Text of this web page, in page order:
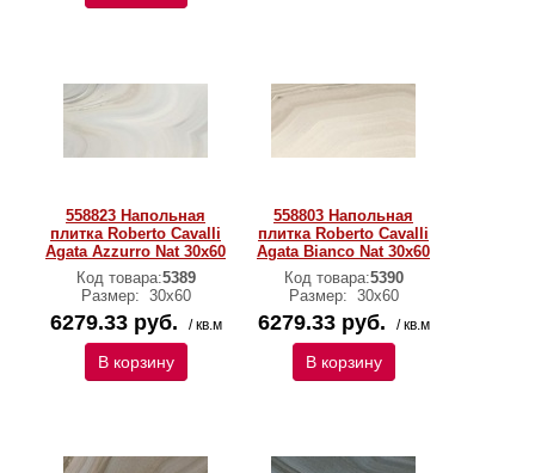
558823 Напольная
плитка Roberto Cavalli
Agata Azzurro Nat 30x60
Код товара:5389
Размер: 30х60
6279.33 руб. / кв.м
В корзину
558803 Напольная
плитка Roberto Cavalli
Agata Bianco Nat 30x60
Код товара:5390
Размер: 30х60
6279.33 руб. / кв.м
В корзину